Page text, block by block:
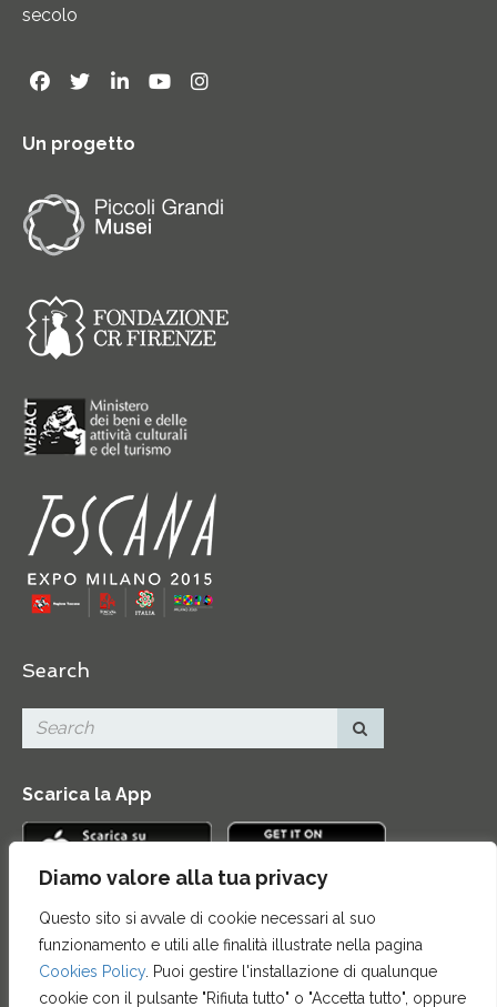
Diamo valore alla tua privacy
Questo sito si avvale di cookie necessari al suo
funzionamento e utili alle finalità illustrate nella pagina
Cookies Policy. Puoi gestire l'installazione di qualunque
cookie con il pulsante "Rifiuta tutto" o "Accetta tutto", oppure
secolo
Un progetto
Search
Scarica la App
Contatti|Area Stampa|Mappa del sito |Credits
Privacy e note legali|Archivio News|Cookie policy